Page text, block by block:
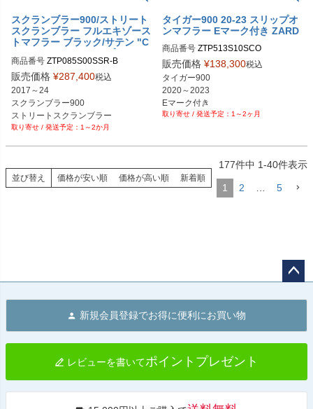
スクランブラー900/ストリート
スクランブラー フルエキゾース
トマフラー ブラック/サテン "C
商品番号 ZTP085S00SSR-B
販売価格 ¥287,400税込
2017～24
スクランブラー900
ストリートスクランブラー
レース用
1～2か月
タイガー900 20-23 スリップオ
ンマフラー Eマーク付き ZARD
商品番号 ZTP513S10SCO
ZTP513S10SCO　ステンレス、サテ
ン
ZTP513S10SCO-B　ステンレス、ブ
ラック
ZTP513S10TCO　チタン、サテン
販売価格 ¥138,300税込
タイガー900
2020～2023
Eマーク付き
カラー変更可能
1～2ヶ月
並び替え 価格が安い順 価格が高い順 新着順
177件中 1-40件表示
1 2 5
へ
新規会員登録でお得に便利にお買い物
レビューを書いてポイントプレゼント